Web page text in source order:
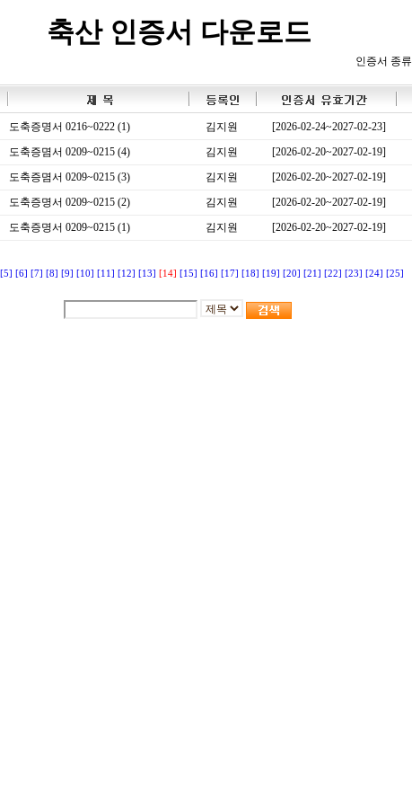
축산 인증서 다운로드
인증서 종류
도축증명서 0216~0222 (1) 김지원 [2026-02-24~2027-02-23]
도축증몀서 0209~0215 (4) 김지원 [2026-02-20~2027-02-19]
도축증몀서 0209~0215 (3) 김지원 [2026-02-20~2027-02-19]
도축증명서 0209~0215 (2) 김지원 [2026-02-20~2027-02-19]
도축증명서 0209~0215 (1) 김지원 [2026-02-20~2027-02-19]
[5] [6] [7] [8] [9] [10] [11] [12] [13] [14] [15] [16] [17] [18] [19] [20] [21] [22] [23] [24] [25]